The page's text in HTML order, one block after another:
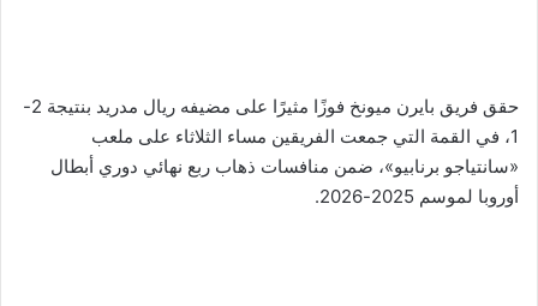
حقق فريق بايرن ميونخ فوزًا مثيرًا على مضيفه ريال مدريد بنتيجة 2-
1، في القمة التي جمعت الفريقين مساء الثلاثاء على ملعب
«سانتياجو برنابيو»، ضمن منافسات ذهاب ربع نهائي دوري أبطال
أوروبا لموسم 2025-2026.